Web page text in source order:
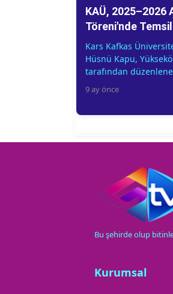
KAÜ, 2025–2026
Töreni'nde
Kars Kafkas
Hüsnü Kapu,
tarafından
9 ay önce
Bu şehirde olup
Kurumsal